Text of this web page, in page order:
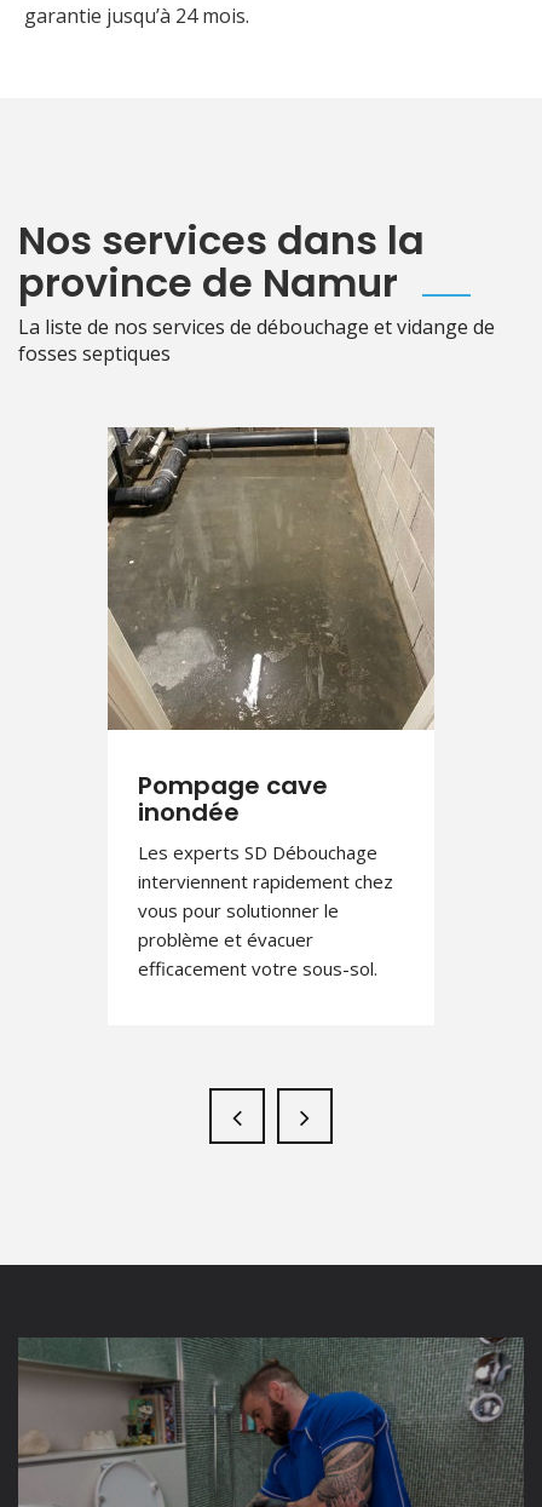
garantie jusqu’à 24 mois.
Nos services dans la
province de Namur
La liste de nos services de débouchage et vidange de
fosses septiques
Pompage cave
inondée
Les experts SD Débouchage
interviennent rapidement chez
vous pour solutionner le
problème et évacuer
efficacement votre sous-sol.